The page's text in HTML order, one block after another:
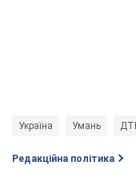
Україна Умань
Редакційна політика